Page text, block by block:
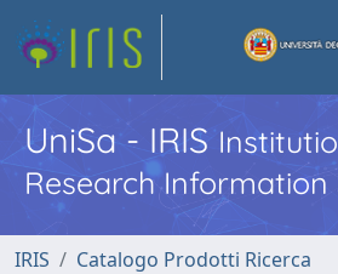
UniSa - IRIS
Research Information
IRIS
Catalogo Prodotti Ricerca